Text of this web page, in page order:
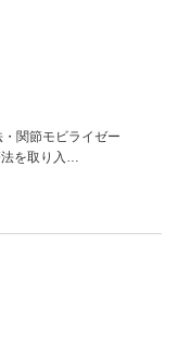
・関節モビライゼー
を取り入…